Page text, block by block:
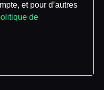
et pour d’autres
de